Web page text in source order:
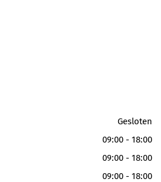
Gesloten
09:00 - 18:00
09:00 - 18:00
09:00 - 18:00